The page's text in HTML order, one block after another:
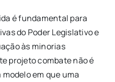
é fundamental para
do Poder Legislativo e
às minorias
projeto combate não é
em que uma